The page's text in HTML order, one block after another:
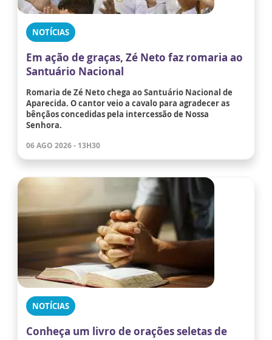
NOTÍCIAS
Em ação de graças, Zé Neto faz romaria ao
Santuário Nacional
Romaria de Zé Neto chega ao Santuário Nacional de
Aparecida. O cantor veio a cavalo para agradecer as
bênçãos concedidas pela intercessão de Nossa
Senhora.
06 AGO 2026 - 13H30
NOTÍCIAS
Conheça um livro de orações seletas de